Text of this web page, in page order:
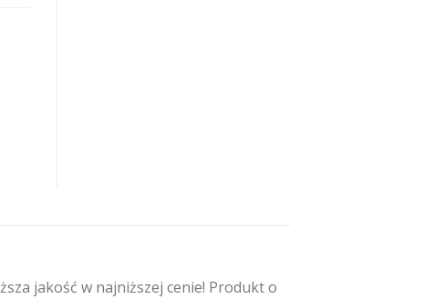
jakość w najniższej cenie! Produkt o